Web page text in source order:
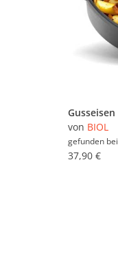
von BIOL
gefunden bei
37,90 €